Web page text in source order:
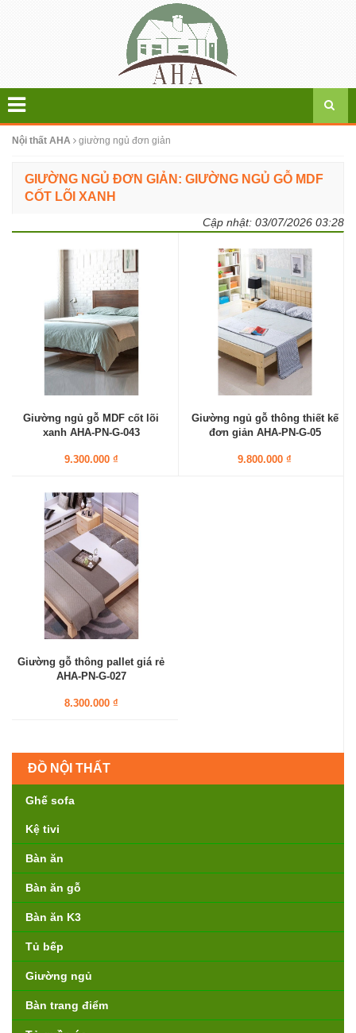
Nội thất AHA giường ngủ đơn giản
GIƯỜNG NGỦ ĐƠN GIẢN: GIƯỜNG NGỦ GỖ MDF
CỐT LÕI XANH
Cập nhật: 03/07/2026 03:28
Giường ngủ gỗ MDF cốt lõi
xanh AHA-PN-G-043
9.300.000 ₫
Giường ngủ gỗ thông thiết kế
đơn giản AHA-PN-G-05
9.800.000 ₫
Giường gỗ thông pallet giá rẻ
AHA-PN-G-027
8.300.000 ₫
ĐỒ NỘI THẤT
Ghế sofa
Kệ tivi
Bàn ăn
Bàn ăn gỗ
Bàn ăn K3
Tủ bếp
Giường ngủ
Bàn trang điểm